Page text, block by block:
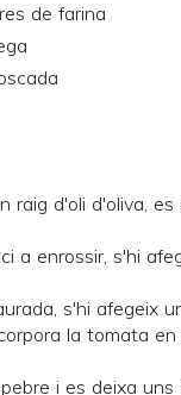
de farina
raig d'oli d'oliva,
a enrossir, s'hi
s'hi afegeix
la tomata
i es deixa